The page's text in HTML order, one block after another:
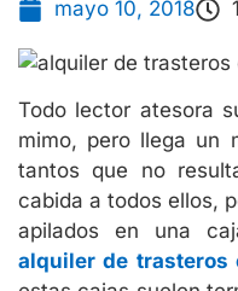
mayo 10, 2018
Todo lector atesora
mimo, pero llega un
tantos que no
cabida a todos ellos,
apilados en una
alquiler de trasteros